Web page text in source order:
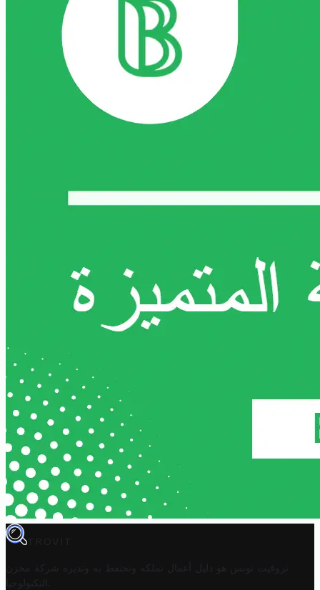
TROVIT
تروفيت تونس هو دليل أعمال تملكه وتحتفظ به وتديره
شركة مخزن
التكنولوجيا